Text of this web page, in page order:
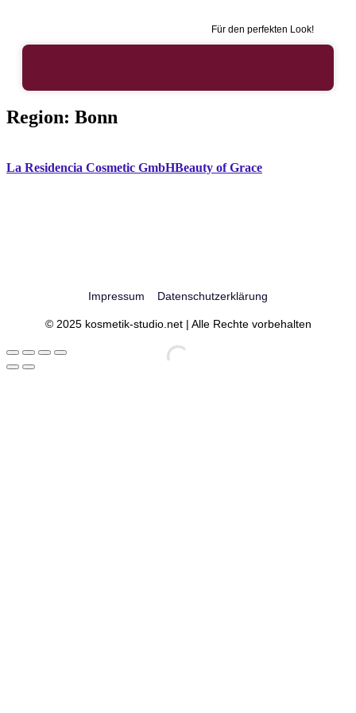
Für den perfekten Look!
Region: Bonn
La Residencia Cosmetic GmbHBeauty of Grace
Impressum Datenschutzerklärung
© 2025 kosmetik-studio.net | Alle Rechte vorbehalten